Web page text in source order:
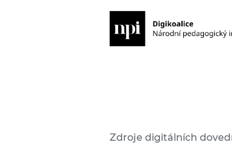
Zdroje digitálních